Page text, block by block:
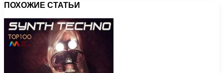
ПОХОЖИЕ СТАТЬИ